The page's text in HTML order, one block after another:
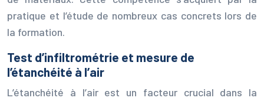
pratique et l’étude de nombreux cas concrets lors de
la formation.
Test d’infiltrométrie et mesure de
l’étanchéité à l’air
L’étanchéité à l’air est un facteur crucial dans la